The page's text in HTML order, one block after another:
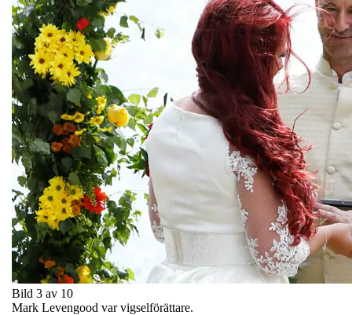
Bild 3 av 10
Mark Levengood var vigselförättare.